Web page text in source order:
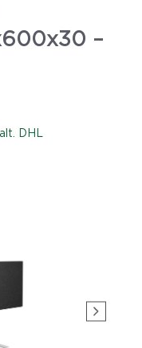
–
DHL